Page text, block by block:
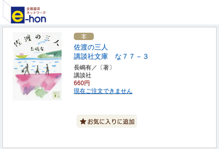
佐渡の三人
講談社文庫 な７７－３
長嶋有／〔著〕
講談社
660円
現在ご注文できません